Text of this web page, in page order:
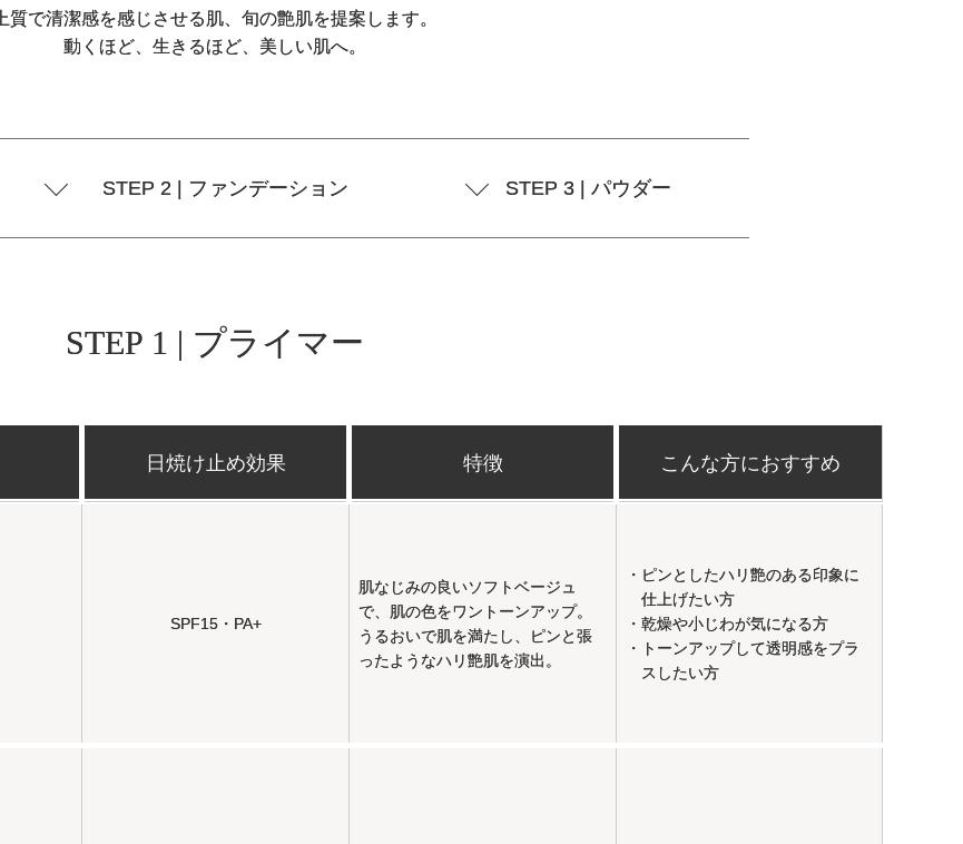
上質で清潔感を感じさせる肌、旬の艶肌を提案します。
動くほど、生きるほど、美しい肌へ。
STEP 2 | ファンデーション STEP 3 | パウダー
STEP 1 | プライマー
日焼け止め効果 特徴 こんな方におすすめ
SPF15・PA+
肌なじみの良いソフトベージュ
で、肌の色をワントーンアップ。
うるおいで肌を満たし、ピンと張
ったようなハリ艶肌を演出。
・ピンとしたハリ艶のある印象に
仕上げたい方
・乾燥や小じわが気になる方
・トーンアップして透明感をプラ
スしたい方